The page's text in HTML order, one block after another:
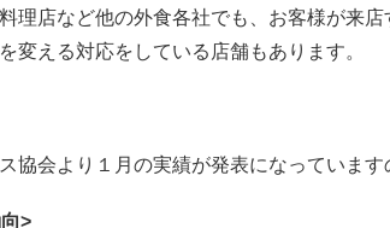
理店など他の外食各社でも、お客様が来
変える対応をしている店舗もあります。
協会より１月の実績が発表になっています
>